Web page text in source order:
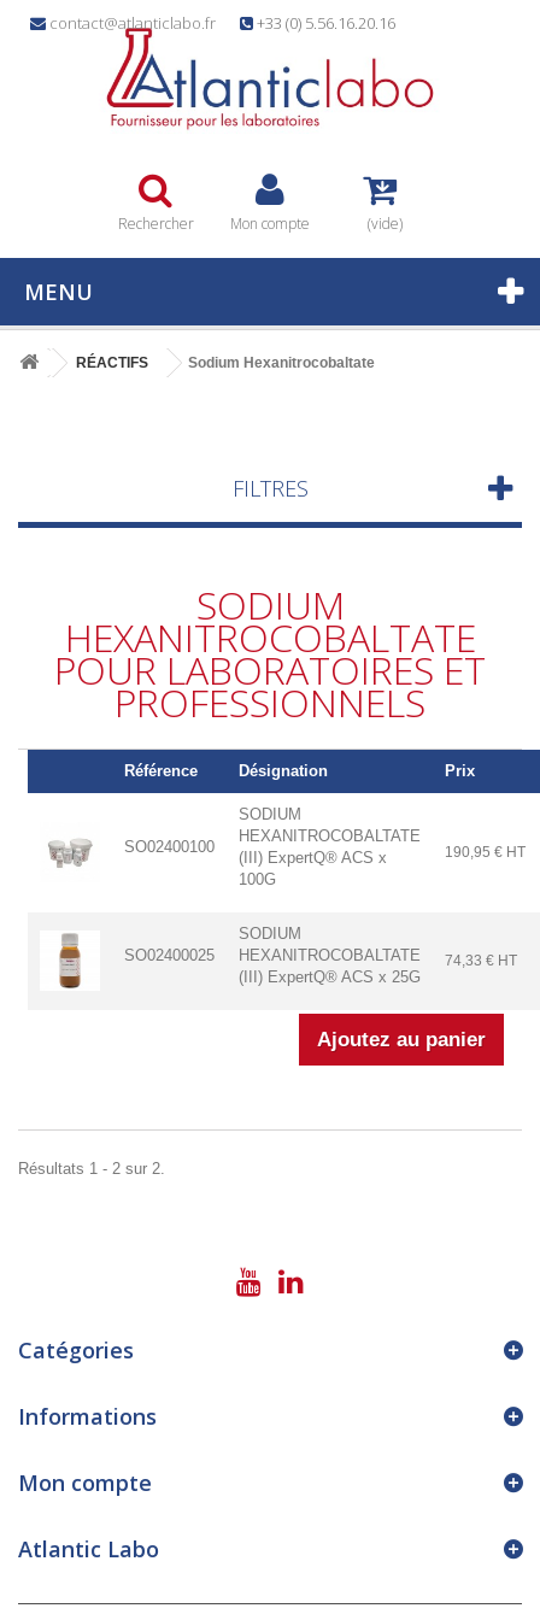
contact@atlanticlabo.fr +33 (0) 5.56.16.20.16
Rechercher Mon compte (vide)
MENU
RÉACTIFS Sodium Hexanitrocobaltate
FILTRES
SODIUM
HEXANITROCOBALTATE
POUR LABORATOIRES ET
PROFESSIONNELS
Référence Désignation Prix
SO02400100
SODIUM
HEXANITROCOBALTATE
(III) ExpertQ® ACS x
100G
190,95 € HT
SO02400025
SODIUM
HEXANITROCOBALTATE
(III) ExpertQ® ACS x 25G
74,33 € HT
Résultats 1 - 2 sur 2.
Catégories
Informations
Mon compte
Atlantic Labo